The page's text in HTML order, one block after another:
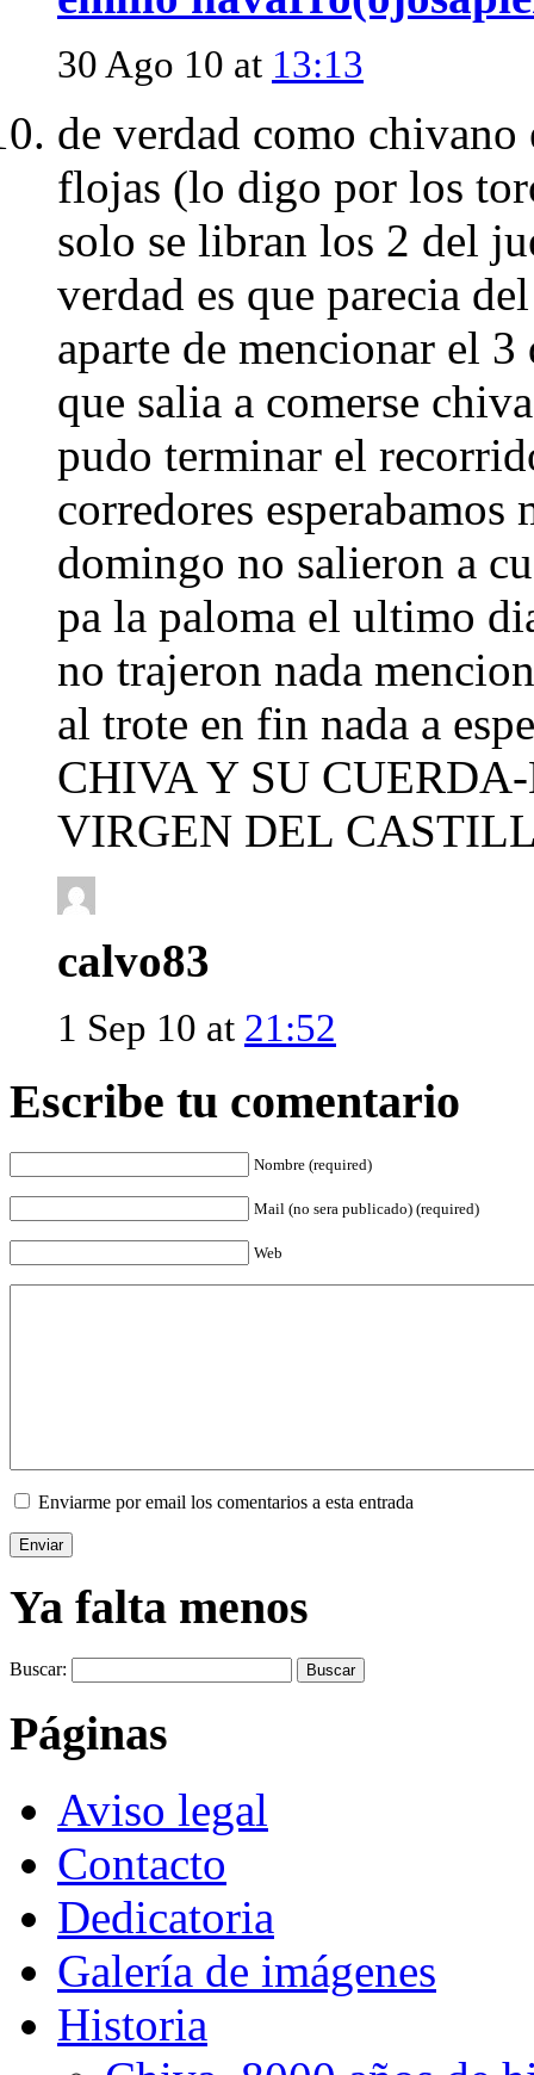
30 Ago 10 at 13:13
de verdad como chivano
flojas (lo digo por los
solo se libran los 2 del
verdad es que parecia
aparte de mencionar el
que salia a comerse
pudo terminar el
corredores esperabamos
domingo no salieron a
pa la paloma el ultimo
no trajeron nada
al trote en fin nada a
CHIVA Y SU
VIRGEN DEL
calvo83
1 Sep 10 at 21:52
Escribe tu comentario
Nombre (required)
Mail (no sera publicado) (required)
Web
Enviarme por email los comentarios a esta entrada
Ya falta menos
Buscar:
Páginas
Aviso legal
Contacto
Dedicatoria
Galería de imágenes
Historia